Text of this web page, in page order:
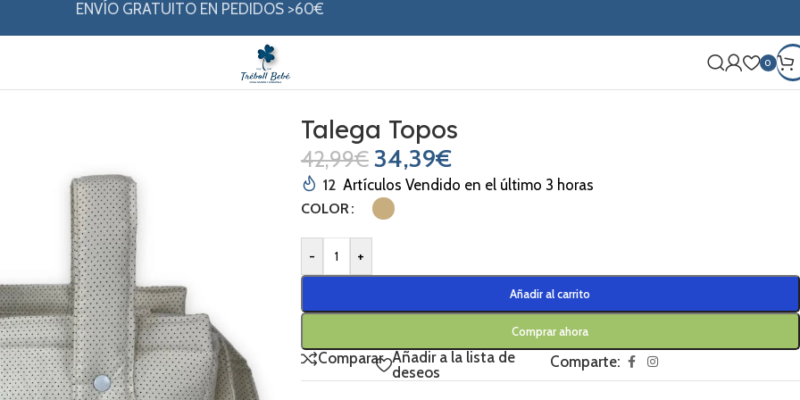
ENVÍO GRATUITO EN PEDIDOS >60€
0
Talega Topos
42,99€ 34,39€
12 Artículos Vendido en el último 3 horas
COLOR
- +
Añadir al carrito
Comprar ahora
Comparar Añadir a la lista de
deseos
Comparte: